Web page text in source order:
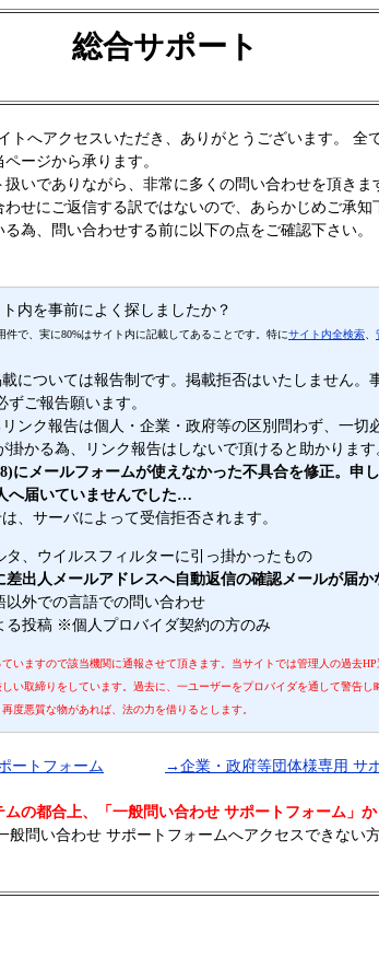
総合サポート
トへアクセスいただき、ありがとうございます。 全
ージから承ります。
いでありながら、非常に多くの問い合わせを頂きま
せにご返信する訳ではないので、あらかじめご承知
為、問い合わせする前に以下の点をご確認下さい。
内を事前によく探しましたか？
で、実に80%はサイト内に記載してあることです。特にサイト内全検索
については報告制です。掲載拒否はいたしません。
ご報告願います。
ンク報告は個人・企業・政府等の区別問わず、一切
掛かる為、リンク報告はしないで頂けると助かります
8)にメールフォームが使えなかった不具合を修正。申
へ届いていませんでした…
、サーバによって受信拒否されます。
タ、ウイルスフィルターに引っ掛かったもの
差出人メールアドレスへ自動返信の確認メールが届か
以外での言語での問い合わせ
る投稿 ※個人プロバイダ契約の方のみ
いますので該当機関に通報させて頂きます。当サイトでは管理人の過去HP
い取締りをしています。過去に、一ユーザーをプロバイダを通して警告し
度悪質な物があれば、法の力を借りるとします。
ートフォーム →企業・政府等団体様専用 サ
の都合上、「一般問い合わせ サポートフォーム」
般問い合わせ サポートフォームへアクセスできない